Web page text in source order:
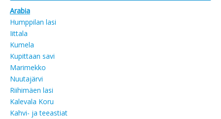
Arabia
Humppilan lasi
Iittala
Kumela
Kupittaan savi
Marimekko
Nuutajärvi
Riihimäen lasi
Kalevala Koru
Kahvi- ja teeastiat